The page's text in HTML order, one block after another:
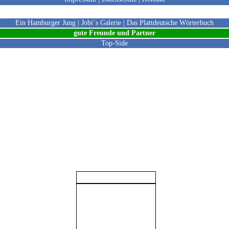
Ein Hamburger Jung Jobi´s Galerie Das Plattdeutsche Wörterbuch
gute Freunde und Partner
Top-Side